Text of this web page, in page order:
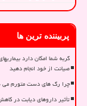
پربیننده ترین ها
گربه شما امکان دارد
صیانت از خود انجام دهید
چرا رگ های دست متورم می
تأثیر داروهای دیابت در